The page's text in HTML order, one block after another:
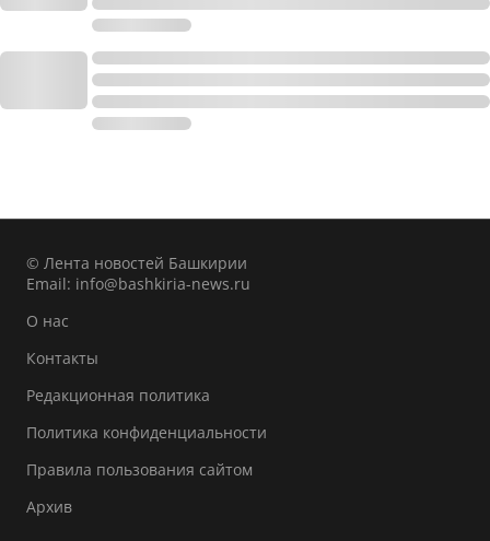
© Лента новостей Башкирии
Email: info@bashkiria-news.ru
О нас
Контакты
Редакционная политика
Политика конфиденциальности
Правила пользования сайтом
Архив